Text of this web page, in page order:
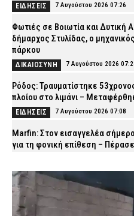
ΕΙΔΗΣΕΙΣ 7 Αυγούστου 2026 07:26
Φωτιές σε Βοιωτία και Δυτική
δήμαρχος Στυλίδας, ο
πάρκου
ΔΙΚΑΙΟΣΥΝΗ 7 Αυγούστου 2026
Ρόδος: Τραυματίστηκε
πλοίου στο λιμάνι –
ΕΙΔΗΣΕΙΣ 7 Αυγούστου 2026 07:08
Marfin: Στον εισαγγελέα
για τη φονική επίθεση –
ΔΙΚΑΙΟΣΥΝΗ 7 Αυγούστου 2026
ΔΕΔΔΗΕ: Πού θα σημειωθούν
στην Αττική – Αναλυτικά ώρες